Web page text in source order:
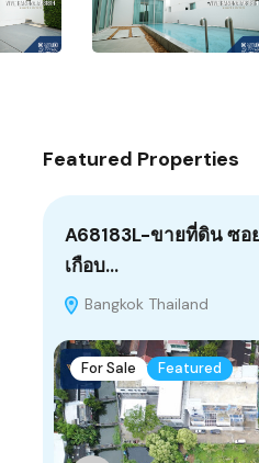
Featured Properties
A68183L-ขายที่ดิน ซอ
เกือบ…
Bangkok Thailand
For Sale Featured